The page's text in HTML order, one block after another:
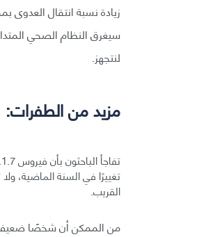
سيغرق النظام الصحي
لنتجهز.
مزيد من الطفرات:
القريب.
من الممكن أن شخصًا ضعيف